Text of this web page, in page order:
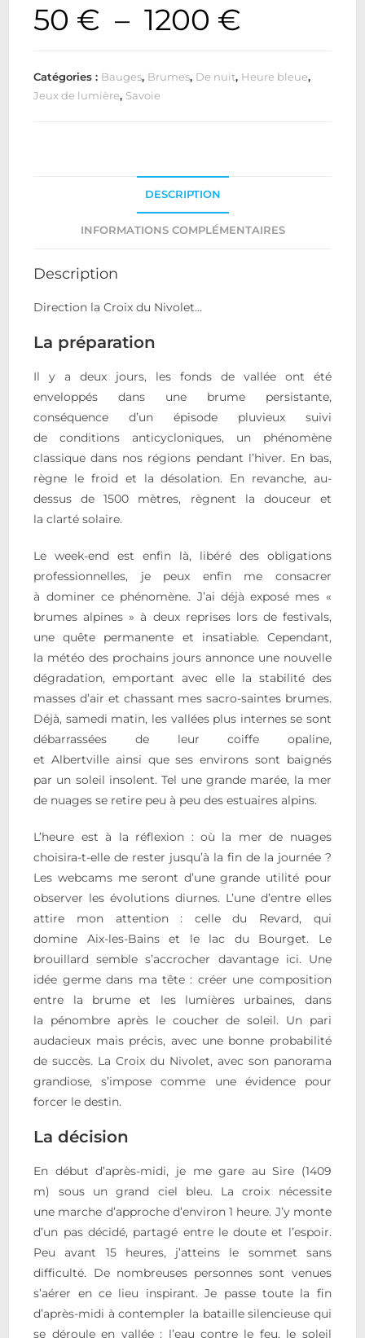
50 € – 1200 €
Catégories : Bauges, Brumes, De nuit, Heure bleue,
Jeux de lumière, Savoie
DESCRIPTION
INFORMATIONS COMPLÉMENTAIRES
Description
Direction la Croix du Nivolet…
La préparation
Il y a deux jours, les fonds de vallée ont été
enveloppés dans une brume persistante,
conséquence d’un épisode pluvieux suivi
de conditions anticycloniques, un phénomène
classique dans nos régions pendant l’hiver. En bas,
règne le froid et la désolation. En revanche, au-
dessus de 1500 mètres, règnent la douceur et
la clarté solaire.
Le week-end est enfin là, libéré des obligations
professionnelles, je peux enfin me consacrer
à dominer ce phénomène. J’ai déjà exposé mes «
brumes alpines » à deux reprises lors de festivals,
une quête permanente et insatiable. Cependant,
la météo des prochains jours annonce une nouvelle
dégradation, emportant avec elle la stabilité des
masses d’air et chassant mes sacro-saintes brumes.
Déjà, samedi matin, les vallées plus internes se sont
débarrassées de leur coiffe opaline,
et Albertville ainsi que ses environs sont baignés
par un soleil insolent. Tel une grande marée, la mer
de nuages se retire peu à peu des estuaires alpins.
L’heure est à la réflexion : où la mer de nuages
choisira-t-elle de rester jusqu’à la fin de la journée ?
Les webcams me seront d’une grande utilité pour
observer les évolutions diurnes. L’une d’entre elles
attire mon attention : celle du Revard, qui
domine Aix-les-Bains et le lac du Bourget. Le
brouillard semble s’accrocher davantage ici. Une
idée germe dans ma tête : créer une composition
entre la brume et les lumières urbaines, dans
la pénombre après le coucher de soleil. Un pari
audacieux mais précis, avec une bonne probabilité
de succès. La Croix du Nivolet, avec son panorama
grandiose, s’impose comme une évidence pour
forcer le destin.
La décision
En début d’après-midi, je me gare au Sire (1409
m) sous un grand ciel bleu. La croix nécessite
une marche d’approche d’environ 1 heure. J’y monte
d’un pas décidé, partagé entre le doute et l’espoir.
Peu avant 15 heures, j’atteins le sommet sans
difficulté. De nombreuses personnes sont venues
s’aérer en ce lieu inspirant. Je passe toute la fin
d’après-midi à contempler la bataille silencieuse qui
se déroule en vallée : l’eau contre le feu, le soleil